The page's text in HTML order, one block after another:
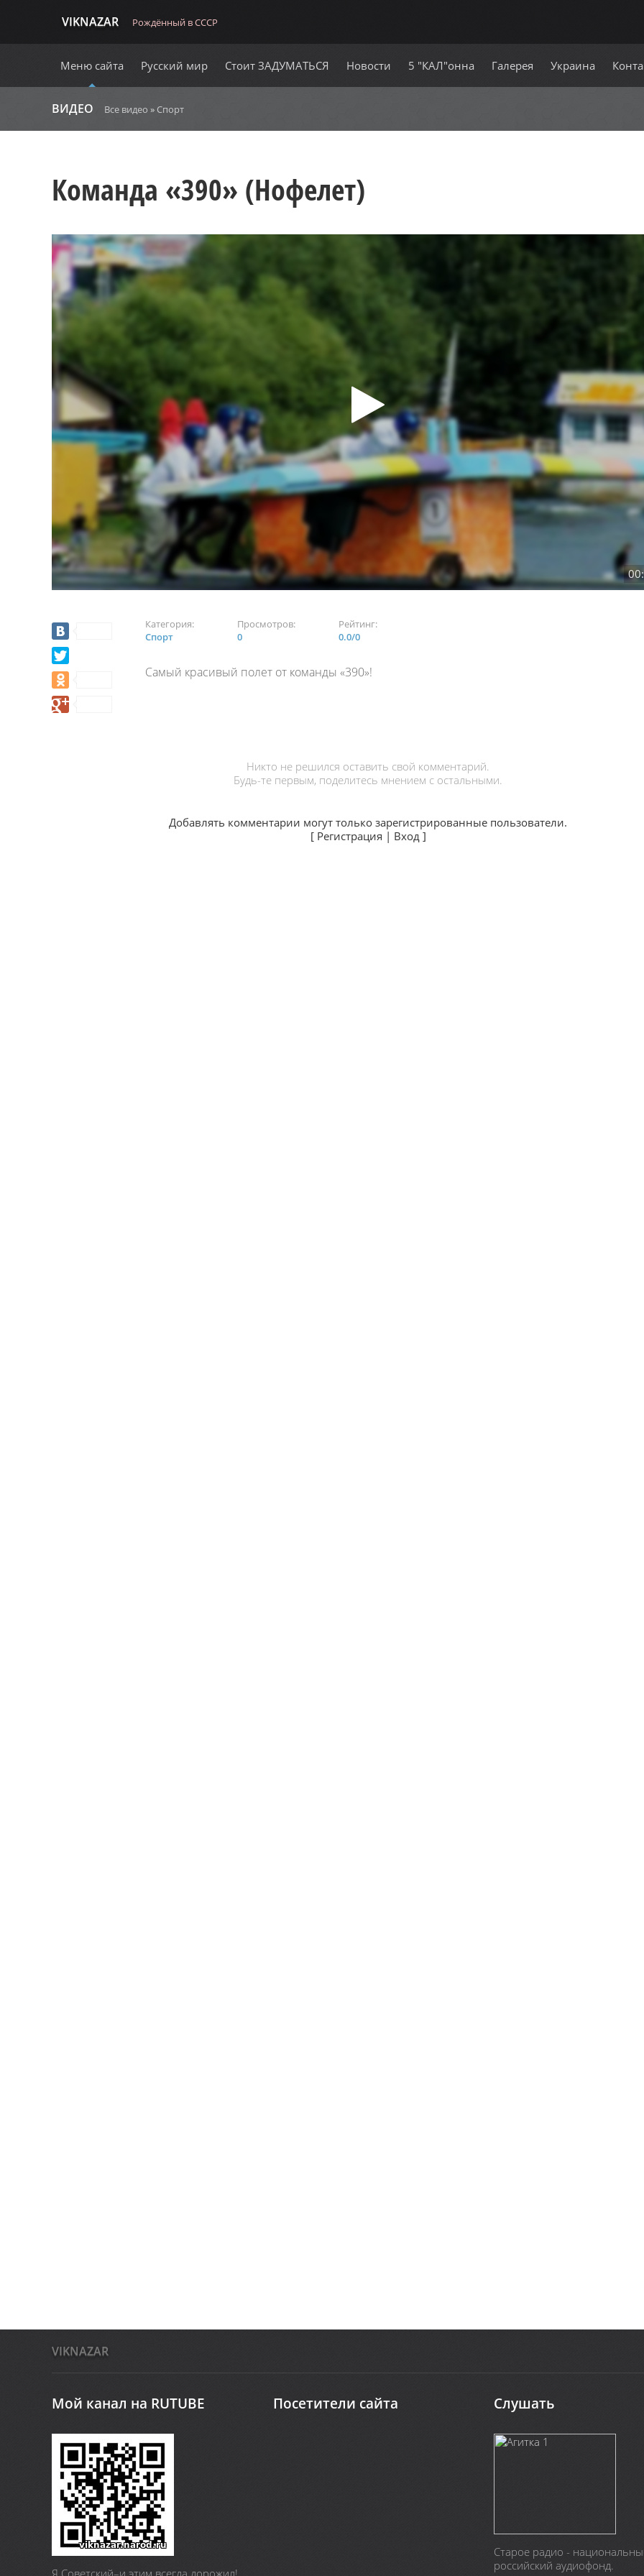
VIKNAZAR Рождённый в СССР
Меню сайта Русский мир Стоит ЗАДУМАТЬСЯ Новости 5 "КАЛ"онна Галерея Украина
ВИДЕО Все видео » Спорт
Команда «390» (Нофелет)
Категория:
Спорт
Просмотров:
0
Рейтинг:
0.0/0
Самый красивый полет от команды «390»!
Никто не решился оставить свой комментарий.
Будь-те первым, поделитесь мнением с остальными.
Добавлять комментарии могут только зарегистрированные пользователи.
[ Регистрация | Вход]
VIKNAZAR
Мой канал на RUTUBE Слушать